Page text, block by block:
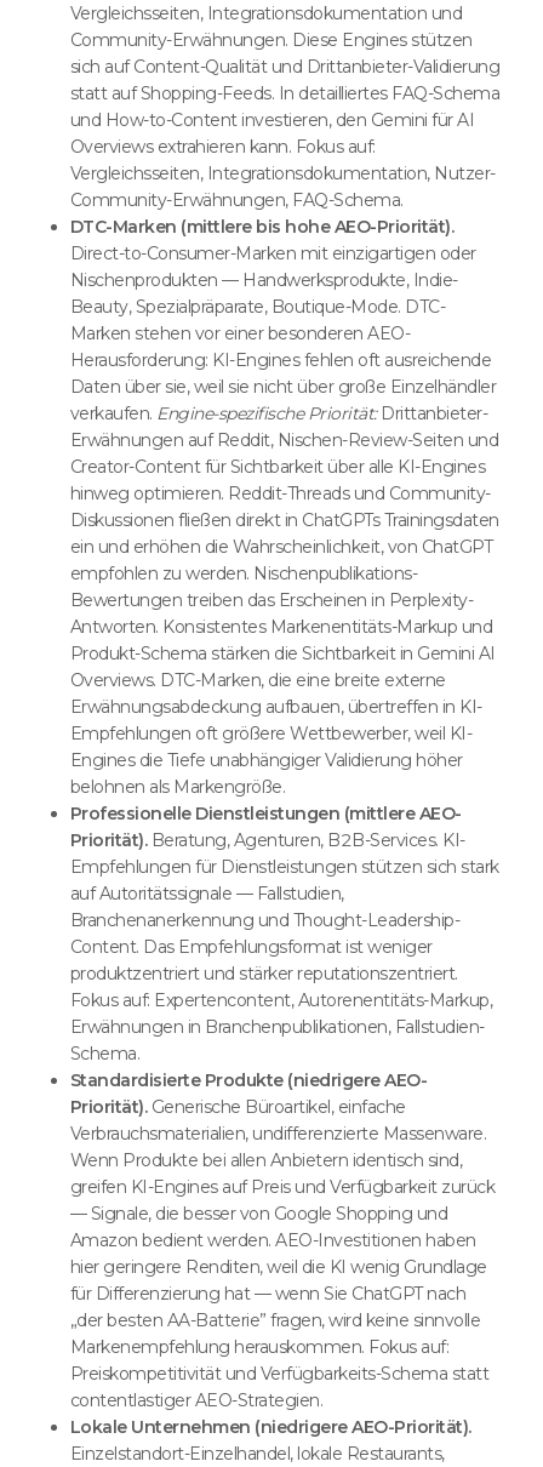
Vergleichsseiten, Integrationsdokumentation und
Community-Erwähnungen. Diese Engines stützen
sich auf Content-Qualität und Drittanbieter-Validierung
statt auf Shopping-Feeds. In detailliertes FAQ-Schema
und How-to-Content investieren, den Gemini für AI
Overviews extrahieren kann. Fokus auf:
Vergleichsseiten, Integrationsdokumentation, Nutzer-
Community-Erwähnungen, FAQ-Schema.
DTC-Marken (mittlere bis hohe AEO-Priorität).
Direct-to-Consumer-Marken mit einzigartigen oder
Nischenprodukten — Handwerksprodukte, Indie-
Beauty, Spezialpräparate, Boutique-Mode. DTC-
Marken stehen vor einer besonderen AEO-
Herausforderung: KI-Engines fehlen oft ausreichende
Daten über sie, weil sie nicht über große Einzelhändler
verkaufen. Engine-spezifische Priorität:Drittanbieter-
Erwähnungen auf Reddit, Nischen-Review-Seiten und
Creator-Content für Sichtbarkeit über alle KI-Engines
hinweg optimieren. Reddit-Threads und Community-
Diskussionen fließen direkt in ChatGPTs Trainingsdaten
ein und erhöhen die Wahrscheinlichkeit, von ChatGPT
empfohlen zu werden. Nischenpublikations-
Bewertungen treiben das Erscheinen in Perplexity-
Antworten. Konsistentes Markenentitäts-Markup und
Produkt-Schema stärken die Sichtbarkeit in Gemini AI
Overviews. DTC-Marken, die eine breite externe
Erwähnungsabdeckung aufbauen, übertreffen in KI-
Empfehlungen oft größere Wettbewerber, weil KI-
Engines die Tiefe unabhängiger Validierung höher
belohnen als Markengröße.
Professionelle Dienstleistungen (mittlere AEO-
Priorität).Beratung, Agenturen, B2B-Services. KI-
Empfehlungen für Dienstleistungen stützen sich stark
auf Autoritätssignale — Fallstudien,
Branchenanerkennung und Thought-Leadership-
Content. Das Empfehlungsformat ist weniger
produktzentriert und stärker reputationszentriert.
Fokus auf: Expertencontent, Autorenentitäts-Markup,
Erwähnungen in Branchenpublikationen, Fallstudien-
Schema.
Standardisierte Produkte (niedrigere AEO-
Priorität).Generische Büroartikel, einfache
Verbrauchsmaterialien, undifferenzierte Massenware.
Wenn Produkte bei allen Anbietern identisch sind,
greifen KI-Engines auf Preis und Verfügbarkeit zurück
— Signale, die besser von Google Shopping und
Amazon bedient werden. AEO-Investitionen haben
hier geringere Renditen, weil die KI wenig Grundlage
für Differenzierung hat — wenn Sie ChatGPT nach
„der besten AA-Batterie” fragen, wird keine sinnvolle
Markenempfehlung herauskommen. Fokus auf:
Preiskompetitivität und Verfügbarkeits-Schema statt
contentlastiger AEO-Strategien.
Lokale Unternehmen (niedrigere AEO-Priorität).
Einzelstandort-Einzelhandel, lokale Restaurants,